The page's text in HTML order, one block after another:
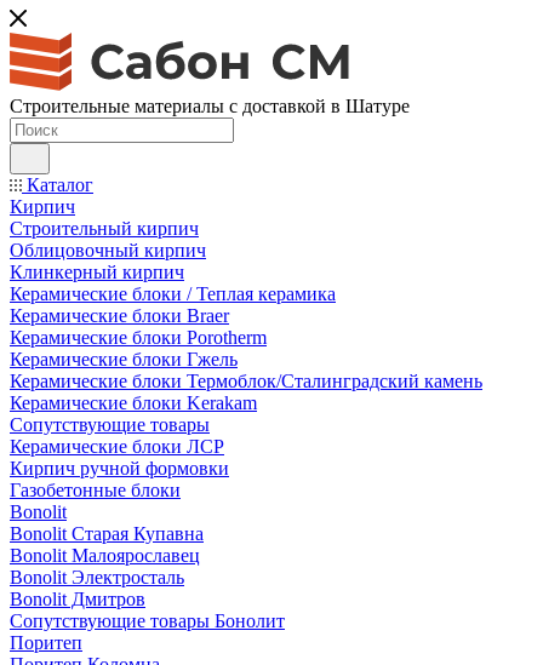
Строительные материалы с доставкой в Шатуре
Каталог
Кирпич
Строительный кирпич
Облицовочный кирпич
Клинкерный кирпич
Керамические блоки / Теплая керамика
Керамические блоки Braer
Керамические блоки Porotherm
Керамические блоки Гжель
Керамические блоки Термоблок/Сталинградский камень
Керамические блоки Kerakam
Сопутствующие товары
Керамические блоки ЛСР
Кирпич ручной формовки
Газобетонные блоки
Bonolit
Bonolit Старая Купавна
Bonolit Малоярославец
Bonolit Электросталь
Bonolit Дмитров
Сопутствующие товары Бонолит
Поритеп